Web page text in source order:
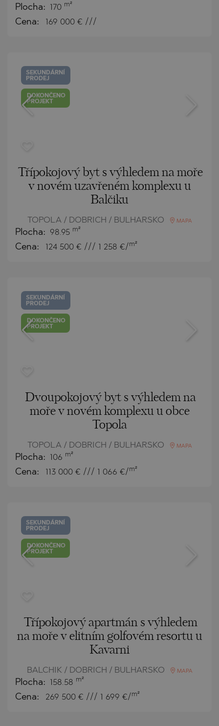
Plocha: 170 m²
Cena: 169 000 € ///
SEKUNDÁRNÍ
PRODEJ
DOKONČENO
PROJEKT
Třípokojový byt s výhledem na moře
v novém uzavřeném komplexu u
Balčiku
TOPOLA / DOBRICH / BULHARSKO MAPA
Plocha: 98.95 m²
Cena: 124 500 € /// 1 258 €/ m²
SEKUNDÁRNÍ
PRODEJ
DOKONČENO
PROJEKT
Dvoupokojový byt s výhledem na
moře v novém komplexu u obce
Topola
TOPOLA / DOBRICH / BULHARSKO MAPA
Plocha: 106 m²
Cena: 113 000 € /// 1 066 €/ m²
SEKUNDÁRNÍ
PRODEJ
DOKONČENO
PROJEKT
Třípokojový apartmán s výhledem
na moře v elitním golfovém resortu u
Kavarni
BALCHIK / DOBRICH / BULHARSKO MAPA
Plocha: 158.58 m²
Cena: 269 500 € /// 1 699 €/ m²